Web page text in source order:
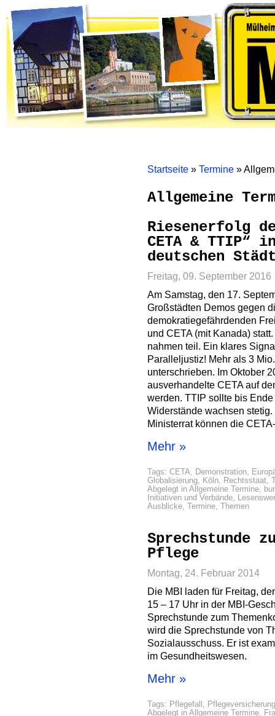
Startseite » Termine »
Allgemeine
Riesenerfolg
CETA & TTIP“
deutschen
Freitag, 09. September 2016
Am Samstag, den 17.
Großstädten Demos gegen
demokratiegefährdenden
und CETA (mit Kanada)
nahmen teil. Ein klares
Paralleljustiz! Mehr als 3
unterschrieben. Im Oktober
ausverhandelte CETA auf
werden. TTIP sollte bis
Widerstände wachsen
Ministerrat können die
Mehr »
Tags: CETA, Demonstration,
Globalisierung, Köln, Rechtsstaat,
Abgelegt in Allgemeine Termine,
Initiativen und Verbände,
Ausblicke, Termine, Themen
Sprechstunde
Pflege
Montag, 24. Februar 2014
Die MBI laden für Freitag,
15 – 17 Uhr in der MBI-
Sprechstunde zum
wird die Sprechstunde von
Sozialausschuss. Er ist
im Gesundheitswesen.
Mehr »
Tags: Pflegefall , Pflegeversicherung
Abgelegt in Allgemeine Termine,